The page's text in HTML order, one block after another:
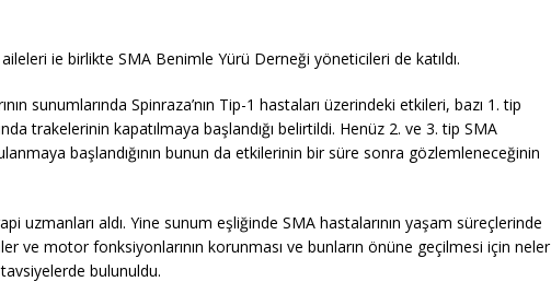
ie birlikte SMA Benimle Yürü Derneği yöneticileri de katıldı.
sunumlarında Spinraza’nın Tip-1 hastaları üzerindeki etkileri, bazı 1. tip
trakelerinin kapatılmaya başlandığı belirtildi. Henüz 2. ve 3. tip SMA
başlandığının bunun da etkilerinin bir süre sonra gözlemleneceğinin
uzmanları aldı. Yine sunum eşliğinde SMA hastalarının yaşam süreçlerinde
ve motor fonksiyonlarının korunması ve bunların önüne geçilmesi için neler
bulunuldu.